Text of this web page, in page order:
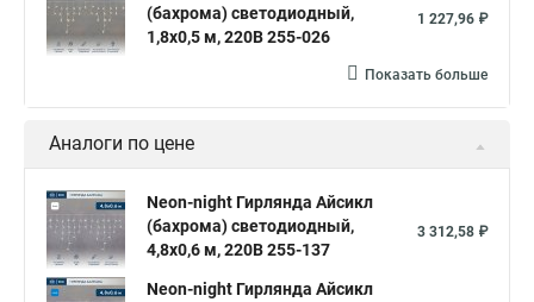
(бахрома) светодиодный,
1,8х0,5 м, 220В 255-026
1 227,96 ₽
Показать больше
Аналоги по цене
Neon-night Гирлянда Айсикл
(бахрома) светодиодный,
4,8х0,6 м, 220В 255-137
3 312,58 ₽
Neon-night Гирлянда Айсикл